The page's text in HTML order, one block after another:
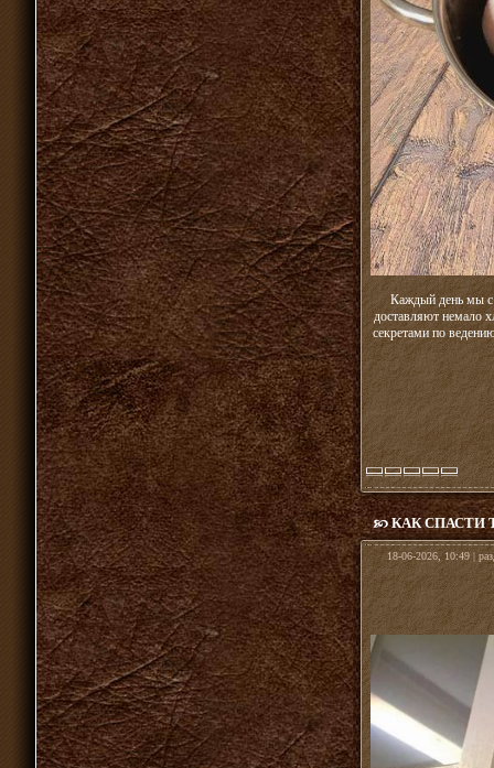
Каждый день мы с
доставляют немало
секретами по
КАК СПАСТИ
18-06-2026, 10:49 |